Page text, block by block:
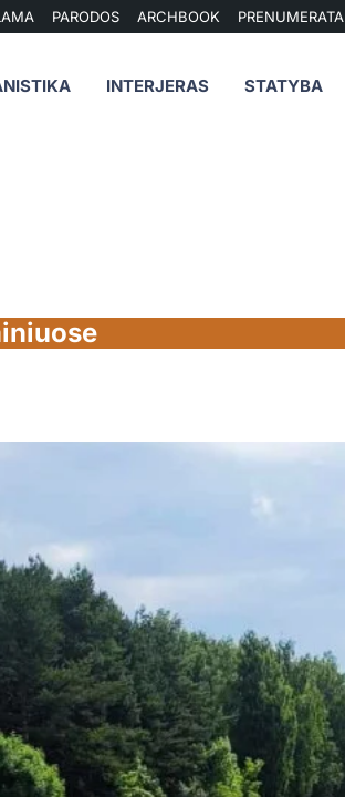
PARODOS ARCHBOOK PRENUMERATA
INTERJERAS STATYBA